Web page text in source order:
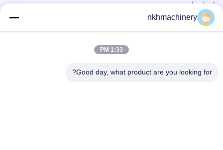
اتصل بنا
المنتجات
لوحة سقف دحر آلة تشكيل
سطح السفينة الكلمة دحر آلة تشكيل
ورقة تسقيف العقص آلة
nkhmachinery
1:33 PM
Good day, what product are you looking for?